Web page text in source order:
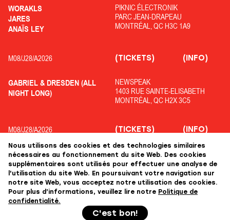
WORAKLS
JARES
ANAÏS LEY
PIKNIC ÉLECTRONIK
PARC JEAN-DRAPEAU
MONTRÉAL, QC H3C 1A9
M08/J28/A2026
GABRIEL & DRESDEN (ALL
NIGHT LONG)
NEWSPEAK
1403 RUE SAINTE-ELISABETH
MONTRÉAL, QC H2X 3C5
(TICKETS) (INFO)
M08/J28/A2026
ADRIATIQUE
COLYN
KOLOPHANE
OFF PIKNIC
PARC JEAN-DRAPEAU
MONTRÉAL, QC H3C 1A9
(TICKETS) (INFO)
+++
Nous utilisons des cookies et des technologies similaires
nécessaires au fonctionnement du site Web. Des cookies
supplémentaires sont utilisés pour effectuer une analyse de
l'utilisation du site Web. En poursuivant votre navigation sur
notre site Web, vous acceptez notre utilisation des cookies.
Pour plus d’informations, veuillez lire notre Politique de
confidentialité.
C'est bon!